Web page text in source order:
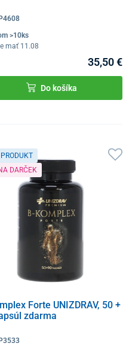
P4608
>10ks
mať 11.08
35,50 €
Do košíka
DARČEK
Forte UNIZDRAV, 50 +
zdarma
P3533